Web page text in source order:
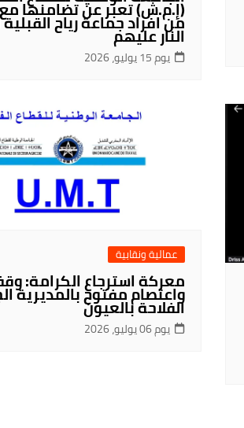
(إ.م.ش) تعبر عن تضامنها
من افراد جماعة رياح
النار عليهم
يوم 15 يوليو، 2026
عمالية ونقابية
معركة استرجاع الكرامة:
واعتصام مفتوح بالمديرية
الفلاحة بالعيون
يوم 06 يوليو، 2026